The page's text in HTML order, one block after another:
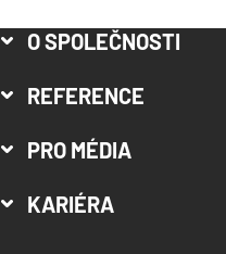
O SPOLEČNOSTI
REFERENCE
PRO MÉDIA
KARIÉRA